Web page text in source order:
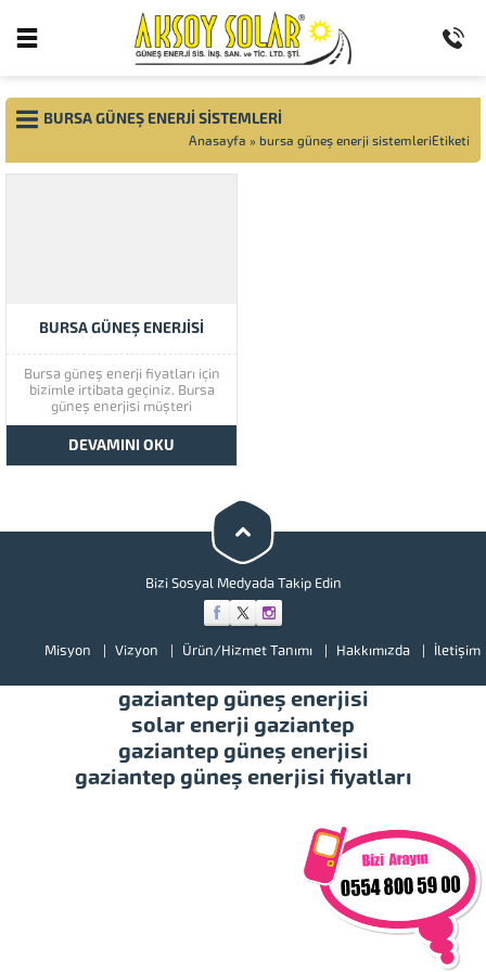
BURSA GÜNEŞ ENERJI SISTEMLERI
Anasayfa » bursa güneş enerji sistemleriEtiketi
BURSA GÜNEŞ ENERJISI
Bursa güneş enerji fiyatları için
bizimle irtibata geçiniz. Bursa
güneş enerjisi müşteri
memnuniyetine çok önem
vermektedir. Bursa güneş
enerjisinin kaliteli ürünlerini
görmek için lütfen ürünlerimize
illerimizde hizmet vermekteyiz.
Tüm soru,...
DEVAMINI OKU
Bizi Sosyal Medyada Takip Edin
Misyon Vizyon Ürün/Hizmet Tanımı Hakkımızda İletişim
gaziantep güneş enerjisi
solar enerji gaziantep
gaziantep güneş enerjisi
gaziantep güneş enerjisi fiyatları